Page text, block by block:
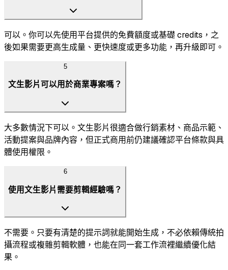
可以。你可以先使用平台提供的免費額度或基礎 credits，之
後如果需要更高生成量、更快速度或更多功能，再升級即可。
5
文生影片可以用於商業專案嗎？
大多數情況下可以。文生影片很適合做行銷素材、商品示範、
活動提案與品牌內容，但正式商用前仍建議確認平台條款與具
體使用權限。
6
使用文生影片需要剪輯經驗嗎？
不需要。只要有清楚的提示詞就能開始生成，不必依賴傳統拍
攝流程或複雜剪輯軟體，也能在同一套工作流裡繼續優化結
果。